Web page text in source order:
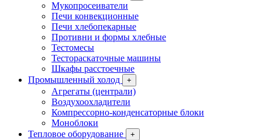
Мукопросеиватели
Печи конвекционные
Печи хлебопекарные
Противни и формы хлебные
Тестомесы
Тестораскаточные машины
Шкафы расстоечные
Промышленный холод
+
Агрегаты (централи)
Воздухоохладители
Компрессорно-конденсаторные блоки
Моноблоки
Тепловое оборудование
+